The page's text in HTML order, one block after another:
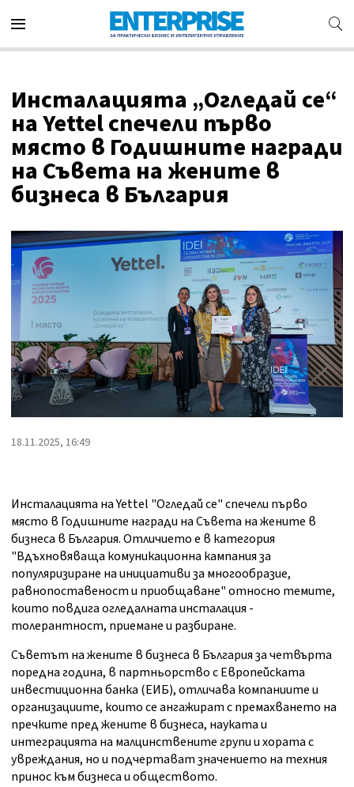
Инсталацията „Огледай се“
на Yettel спечели първо
място в Годишните награди
на Съвета на жените в
бизнеса в България
18.11.2025, 16:49
Инсталацията на Yettel "Огледай се" спечели първо
място в Годишните награди на Съвета на жените в
бизнеса в България. Отличието е в категория
"Вдъхновяваща комуникационна кампания за
популяризиране на инициативи за многообразие,
равнопоставеност и приобщаване" относно темите,
които повдига огледалната инсталация -
толерантност, приемане и разбиране.
Съветът на жените в бизнеса в България за четвърта
поредна година, в партньорство с Европейската
инвестиционна банка (ЕИБ), отличава компаниите и
организациите, които се ангажират с премахването на
пречките пред жените в бизнеса, науката и
интеграцията на малцинствените групи и хората с
увреждания, но и подчертават значението на техния
принос към бизнеса и обществото.